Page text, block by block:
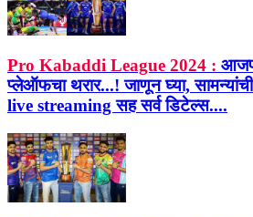
Pro Kabaddi League 2024 :
प्लेऑफचा थरार...! जाणून घ्या,
live streaming सह सर्व डिटेल्स....